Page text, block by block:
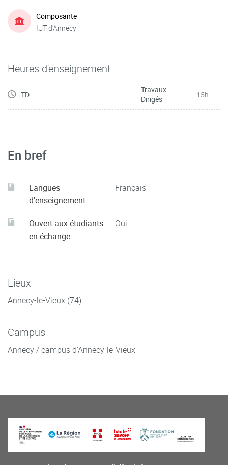
Composante
IUT d'Annecy
Heures d'enseignement
TD
Travaux
Dirigés
15h
En bref
Langues
d'enseignement
Français
Ouvert aux étudiants
en échange
Oui
Lieux
Annecy-le-Vieux (74)
Campus
Annecy / campus d'Annecy-le-Vieux